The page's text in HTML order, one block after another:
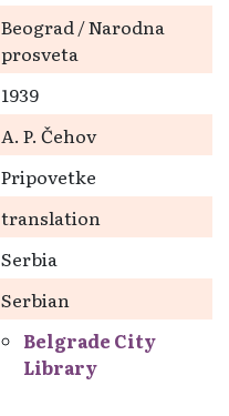
Beograd / Narodna
prosveta
1939
A. P. Čehov
Pripovetke
translation
Serbia
Serbian
Belgrade City
Library